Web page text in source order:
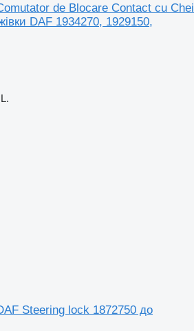
de Blocare Contact cu Chei
DAF 1934270, 1929150,
Steering lock 1872750 до